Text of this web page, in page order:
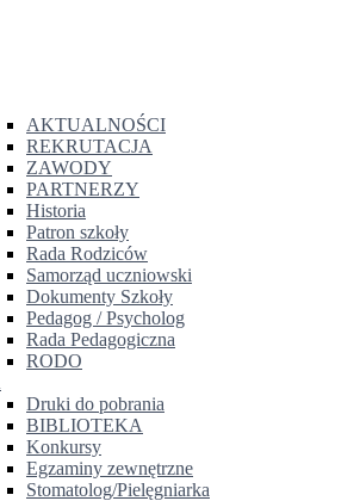
AKTUALNOŚCI
REKRUTACJA
ZAWODY
PARTNERZY
Historia
Patron szkoły
Rada Rodziców
Samorząd uczniowski
Dokumenty Szkoły
Pedagog / Psycholog
Rada Pedagogiczna
RODO
Druki do pobrania
BIBLIOTEKA
Konkursy
Egzaminy zewnętrzne
Stomatolog/Pielęgniarka